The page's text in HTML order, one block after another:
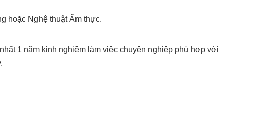
hoặc Nghệ thuật Ẩm thực.
1 năm kinh nghiệm làm việc chuyên nghiệp phù hợp với